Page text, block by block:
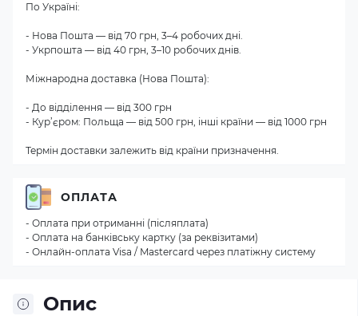
Опис
По Україні:
- Нова Пошта — від 70 грн, 3–4 робочих дні.
- Укрпошта — від 40 грн, 3–10 робочих днів.
Міжнародна доставка (Нова Пошта):
- До відділення — від 300 грн
- Кур’єром: Польща — від 500 грн, інші країни — від 1000 грн
Термін доставки залежить від країни призначення.
ОПЛАТА
- Оплата при отриманні (післяплата)
- Оплата на банківську картку (за реквізитами)
- Онлайн-оплата Visa / Mastercard через платіжну систему